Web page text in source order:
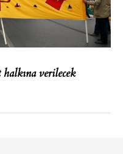
verilecek